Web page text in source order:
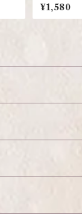
¥1,580